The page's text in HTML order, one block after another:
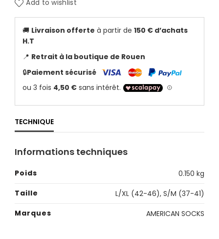
Add to wishlist
🚚 Livraison offerte à partir de 150 € d’achats
H.T
📍 Retrait à la boutique de Rouen
🔒Paiement sécurisé
TECHNIQUE
Informations techniques
Poids
0.150 kg
Taille
L/XL (42-46), S/M (37-41)
Marques
AMERICAN SOCKS